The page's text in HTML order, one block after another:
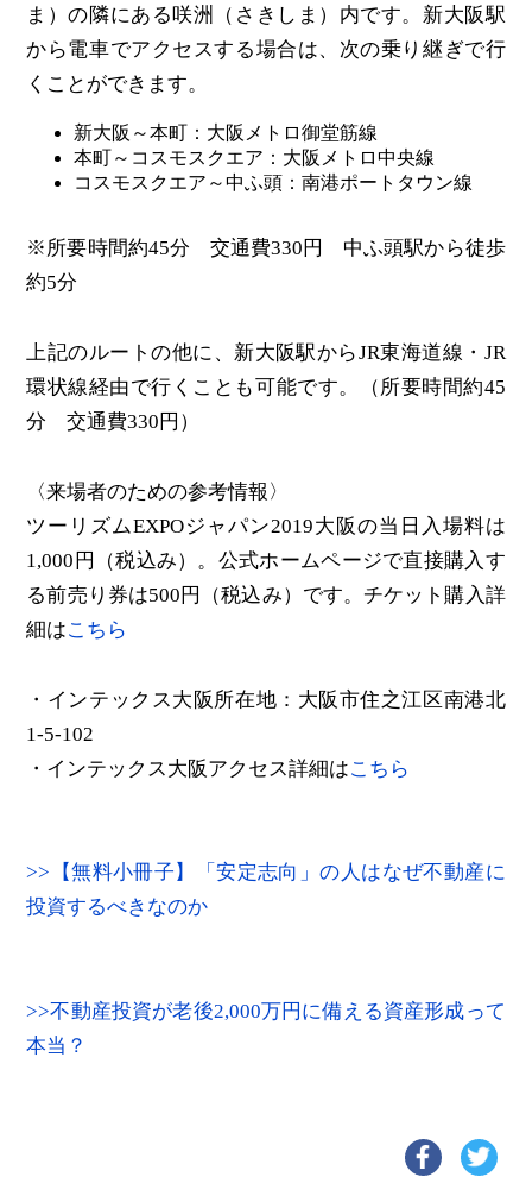
ま）の隣にある咲洲（さきしま）内です。新大阪駅
から電車でアクセスする場合は、次の乗り継ぎで行
くことができます。
新大阪～本町：大阪メトロ御堂筋線
本町～コスモスクエア：大阪メトロ中央線
コスモスクエア～中ふ頭：南港ポートタウン線
※所要時間約45分 交通費330円 中ふ頭駅から徒歩
約5分
上記のルートの他に、新大阪駅からJR東海道線・JR
環状線経由で行くことも可能です。（所要時間約45
分 交通費330円）
〈来場者のための参考情報〉
ツーリズムEXPOジャパン2019大阪の当日入場料は
1,000円（税込み）。公式ホームページで直接購入す
る前売り券は500円（税込み）です。チケット購入詳
細はこちら
・インテックス大阪所在地：大阪市住之江区南港北
1-5-102
・インテックス大阪アクセス詳細はこちら
>>【無料小冊子】「安定志向」の人はなぜ不動産に
投資するべきなのか
>>不動産投資が老後2,000万円に備える資産形成って
本当？